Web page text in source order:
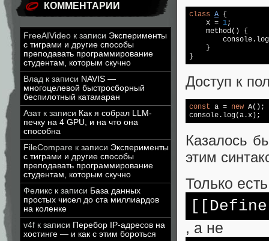
КОММЕНТАРИИ
FreeAIVideo к записи Эксперименты
с тиграми и другие способы
преподавать программирование
студентам, которым скучно
Влад к записи NAVIS —
многоцелевой быстросборный
беспилотный катамаран
Азатк записи Как я собрал LLM-
печку на 4 GPU, и на что она
способна
FileCompare к записи Эксперименты
с тиграми и другие способы
преподавать программирование
студентам, которым скучно
Феликс к записи База данных
простых чисел до ста миллиардов
на коленке
v4f к записи Перебор IP-адресов на
хостинге — и как с этим бороться
class A {
    x =
1;
    method() {
console
    }
}
Доступ к
const a = new
console.log(a.x);
Казалось
этим
Только
, а не